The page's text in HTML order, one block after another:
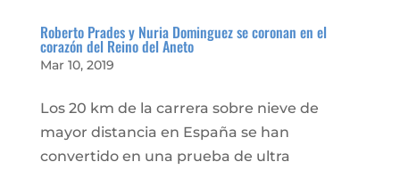
Roberto Prades y Nuria Dominguez se coronan en el
corazón del Reino del Aneto
Mar 10, 2019
Los 20 km de la carrera sobre nieve de
mayor distancia en España se han
convertido en una prueba de ultra